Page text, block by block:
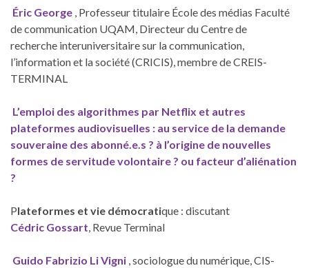
Éric George , Professeur titulaire École des médias Faculté
de communication UQAM, Directeur du Centre de
recherche interuniversitaire sur la communication,
l’information et la société (CRICIS), membre de CREIS-
TERMINAL
L’emploi des algorithmes par Netflix et autres
plateformes audiovisuelles : au service de la demande
souveraine des abonné.e.s ? à l’origine de nouvelles
formes de servitude volontaire ? ou facteur d’aliénation
?
Plateformes et vie démocratique : discutant
Cédric Gossart, Revue Terminal
Guido Fabrizio Li Vigni , sociologue du numérique, CIS-